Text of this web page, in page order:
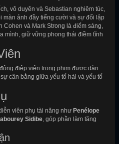
vô duyên và Sebastian nghiêm túc,
màn ảnh đầy tiếng cười và sự đối lập
Cohen và Mark Strong là điểm sáng,
mình, giữ vững phong thái điềm tĩnh
điệp viên trong phim được dàn
cân bằng giữa yếu tố hài và yếu tố
viên phụ tài năng như Penélope
Sidibe, góp phần làm tăng